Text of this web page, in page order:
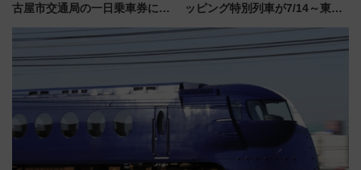
古屋市交通局の一日乗車券に！
定1万5000枚】
ッピング特別列車が7/14～東
ー！ 注目の編成やデザインまと
め